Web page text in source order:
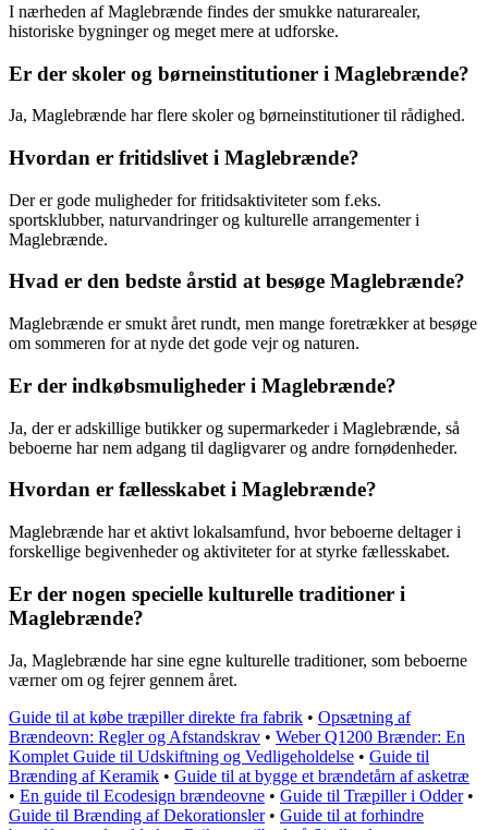
I nærheden af Maglebrænde findes der smukke naturarealer,
historiske bygninger og meget mere at udforske.
Er der skoler og børneinstitutioner i Maglebrænde?
Ja, Maglebrænde har flere skoler og børneinstitutioner til rådighed.
Hvordan er fritidslivet i Maglebrænde?
Der er gode muligheder for fritidsaktiviteter som f.eks.
sportsklubber, naturvandringer og kulturelle arrangementer i
Maglebrænde.
Hvad er den bedste årstid at besøge Maglebrænde?
Maglebrænde er smukt året rundt, men mange foretrækker at besøge
om sommeren for at nyde det gode vejr og naturen.
Er der indkøbsmuligheder i Maglebrænde?
Ja, der er adskillige butikker og supermarkeder i Maglebrænde, så
beboerne har nem adgang til dagligvarer og andre fornødenheder.
Hvordan er fællesskabet i Maglebrænde?
Maglebrænde har et aktivt lokalsamfund, hvor beboerne deltager i
forskellige begivenheder og aktiviteter for at styrke fællesskabet.
Er der nogen specielle kulturelle traditioner i
Maglebrænde?
Ja, Maglebrænde har sine egne kulturelle traditioner, som beboerne
værner om og fejrer gennem året.
Guide til at købe træpiller direkte fra fabrik • Opsætning af
Brændeovn: Regler og Afstandskrav • Weber Q1200 Brænder: En
Komplet Guide til Udskiftning og Vedligeholdelse • Guide til
Brænding af Keramik • Guide til at bygge et brændetårn af asketræ
• En guide til Ecodesign brændeovne • Guide til Træpiller i Odder•
Guide til Brænding af Dekorationsler• Guide til at forhindre